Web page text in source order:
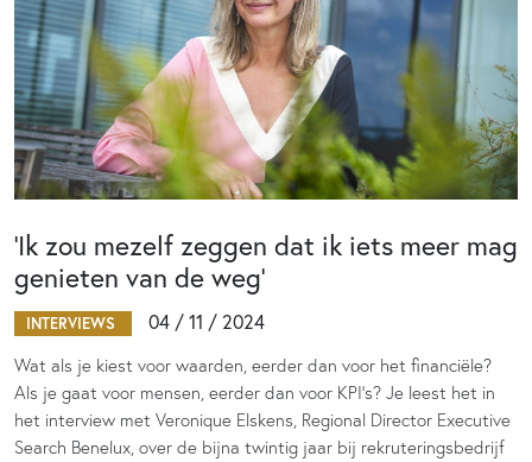
‘Ik zou mezelf zeggen dat ik iets meer mag
genieten van de weg’
INTERVIEWS 04 / 11 / 2024
Wat als je kiest voor waarden, eerder dan voor het financiële?
Als je gaat voor mensen, eerder dan voor KPI’s? Je leest het in
het interview met Veronique Elskens, Regional Director Executive
Search Benelux, over de bijna twintig jaar bij rekruteringsbedrijf